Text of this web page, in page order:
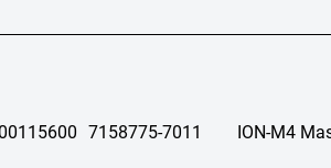
7158775-7011 ION-M4